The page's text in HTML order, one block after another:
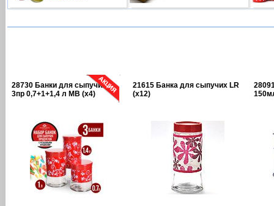
28730 Банки для сыпучих
3пр 0,7+1+1,4 л MB (х4)
21615 Банка для сыпучих LR
(х12)